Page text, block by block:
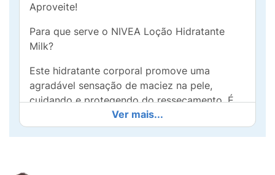
Aproveite!
Para que serve o NIVEA Loção Hidratante
Milk?
Este hidratante corporal promove uma
agradável sensação de maciez na pele,
cuidando e protegendo do ressecamento. É
indicado para pele seca e extrasseca.
Benefícios e diferenciais
Ver mais...